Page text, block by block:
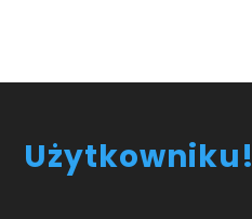
Użytkowniku!